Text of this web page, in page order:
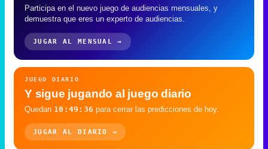
Participa en el nuevo juego de audiencias mensuales, y
demuestra que eres un experto de audiencias.
JUGAR AL MENSUAL →
JUEGO DIARIO
Y sigue jugando al juego diario
Quedan 10:49:34 para cerrar las predicciones de hoy.
JUGAR AL DIARIO →